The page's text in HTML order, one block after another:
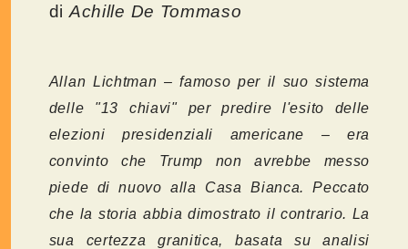
di Achille De Tommaso
Allan Lichtman – famoso per il suo sistema
delle "13 chiavi" per predire l'esito delle
elezioni presidenziali americane – era
convinto che Trump non avrebbe messo
piede di nuovo alla Casa Bianca. Peccato
che la storia abbia dimostrato il contrario. La
sua certezza granitica, basata su analisi